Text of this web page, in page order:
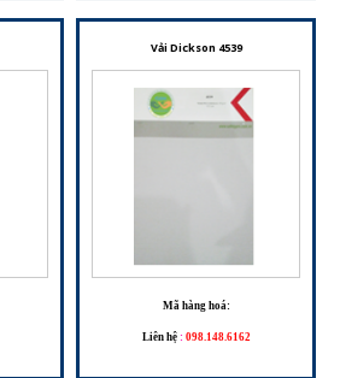
Vải Dickson 4539
Mã hàng hoá:
Liên hệ : 098.148.6162